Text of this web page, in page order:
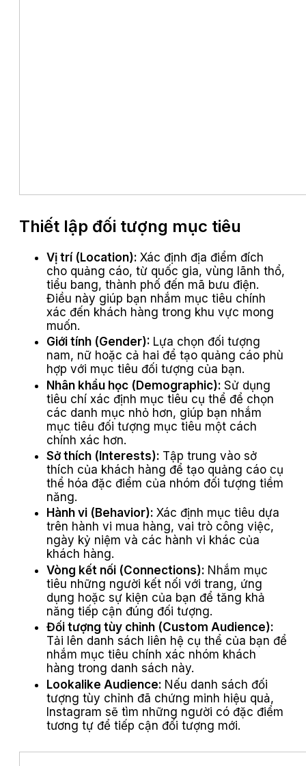
Thiết lập đối tượng mục tiêu
Vị trí (Location): Xác định địa điểm đích
cho quảng cáo, từ quốc gia, vùng lãnh thổ,
tiểu bang, thành phố đến mã bưu điện.
Điều này giúp bạn nhắm mục tiêu chính
xác đến khách hàng trong khu vực mong
muốn.
Giới tính (Gender): Lựa chọn đối tượng
nam, nữ hoặc cả hai để tạo quảng cáo phù
hợp với mục tiêu đối tượng của bạn.
Nhân khẩu học (Demographic): Sử dụng
tiêu chí xác định mục tiêu cụ thể để chọn
các danh mục nhỏ hơn, giúp bạn nhắm
mục tiêu đối tượng mục tiêu một cách
chính xác hơn.
Sở thích (Interests): Tập trung vào sở
thích của khách hàng để tạo quảng cáo cụ
thể hóa đặc điểm của nhóm đối tượng tiềm
năng.
Hành vi (Behavior): Xác định mục tiêu dựa
trên hành vi mua hàng, vai trò công việc,
ngày kỷ niệm và các hành vi khác của
khách hàng.
Vòng kết nối (Connections): Nhắm mục
tiêu những người kết nối với trang, ứng
dụng hoặc sự kiện của bạn để tăng khả
năng tiếp cận đúng đối tượng.
Đối tượng tùy chỉnh (Custom Audience):
Tải lên danh sách liên hệ cụ thể của bạn để
nhắm mục tiêu chính xác nhóm khách
hàng trong danh sách này.
Lookalike Audience: Nếu danh sách đối
tượng tùy chỉnh đã chứng minh hiệu quả,
Instagram sẽ tìm những người có đặc điểm
tương tự để tiếp cận đối tượng mới.